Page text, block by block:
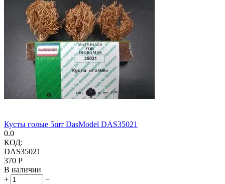
Кусты голые 5шт DasModel DAS35021
0.0
КОД:
DAS35021
‍370‍ Р
В наличии
+
−